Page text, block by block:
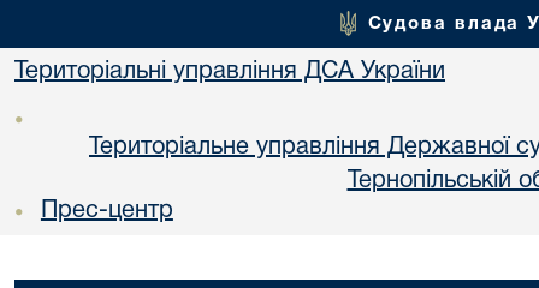
Судова влада
Територіальні управління ДСА України
•
Територіальне управління Державної
Тернопільській
• Прес-центр